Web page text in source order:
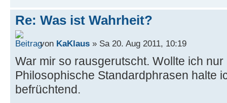
Re: Was ist Wahrheit?
von KaKlaus » Sa 20. Aug 2011, 10:19
War mir so rausgerutscht. Wollte ich
Philosophische Standardphrasen halte
befrüchtend.